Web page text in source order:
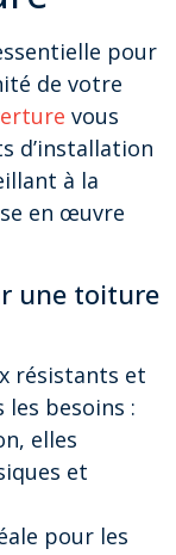
pour
de votre
vous
d’installation
à la
en œuvre
une toiture
résistants et
besoins :
elles
et
pour les